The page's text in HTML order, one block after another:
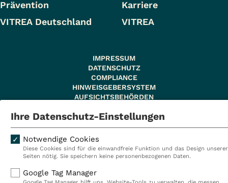
Prävention
Karriere
VITREA Deutschland
VITREA
IMPRESSUM
DATENSCHUTZ
COMPLIANCE
HINWEISGEBERSYSTEM
AUFSICHTSBEHÖRDEN
© 2026 VITREA Holding Deutschland GmbH
Ihre Datenschutz-Einstellungen
Notwendige Cookies
Diese Cookies sind für die einwandfreie Funktion und das Design unserer
Seiten nötig. Sie speichern keine personenbezogenen Daten.
Google Tag Manager